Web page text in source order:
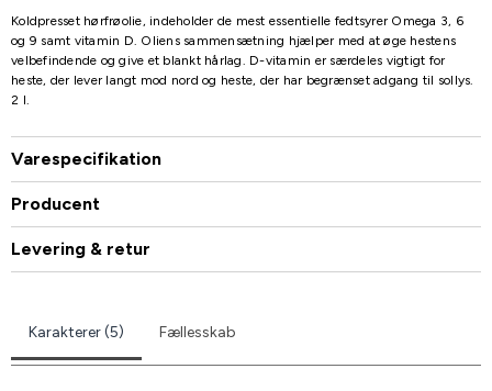
Koldpresset hørfrøolie, indeholder de mest essentielle fedtsyrer Omega 3, 6
og 9 samt vitamin D. Oliens sammensætning hjælper med at øge hestens
velbefindende og give et blankt hårlag. D-vitamin er særdeles vigtigt for
heste, der lever langt mod nord og heste, der har begrænset adgang til sollys.
2 l.
Varespecifikation
Producent
Levering & retur
Karakterer (5) Fællesskab